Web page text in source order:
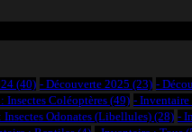
(40) - Découverte 2025 (23) -
Insectes Coléoptères (49) - Inventaire
Insectes Odonates (Libellules) (28) -